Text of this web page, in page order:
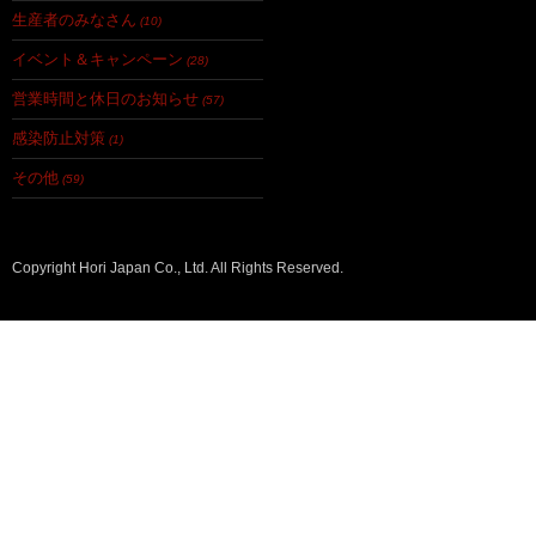
生産者のみなさん (10)
イベント＆キャンペーン (28)
営業時間と休日のお知らせ (57)
感染防止対策 (1)
その他 (59)
Copyright Hori Japan Co., Ltd. All Rights Reserved.